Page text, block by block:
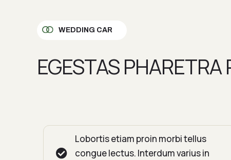
WEDDING CAR
EGESTAS
Lobortis etiam proin morbi tellus
congue lectus. Interdum varius in